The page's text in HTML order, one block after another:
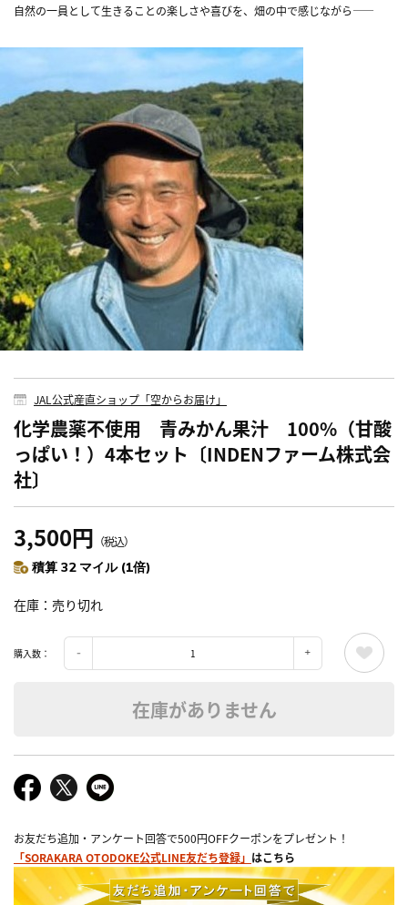
自然の一員として生きることの楽しさや喜びを、畑の中で感じながら――
JAL公式産直ショップ「空からお届け」
化学農薬不使用 青みかん果汁 100%（甘酸
っぱい！）4本セット〔INDENファーム株式会
社〕
3,500円 （税込）
積算 32 マイル (1倍)
在庫 売り切れ
購入数：
在庫がありません
お友だち追加・アンケート回答で500円OFFクーポンをプレゼント！
「SORAKARA OTODOKE公式LINE友だち登録」 はこちら